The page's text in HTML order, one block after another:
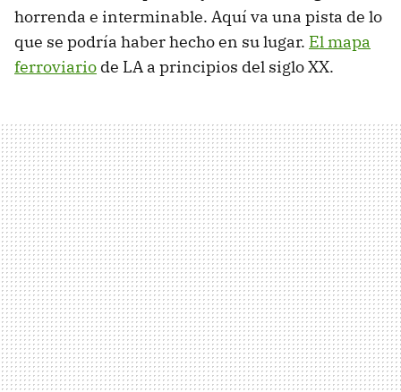
horrenda e interminable. Aquí va una pista de lo
que se podría haber hecho en su lugar. El mapa
ferroviario de LA a principios del siglo XX.